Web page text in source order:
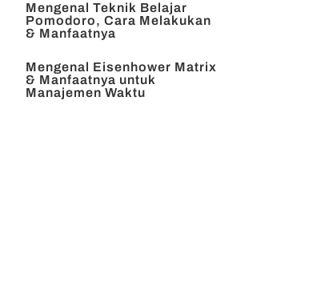
Mengenal Teknik Belajar
Pomodoro, Cara Melakukan
& Manfaatnya
Mengenal Eisenhower Matrix
& Manfaatnya untuk
Manajemen Waktu